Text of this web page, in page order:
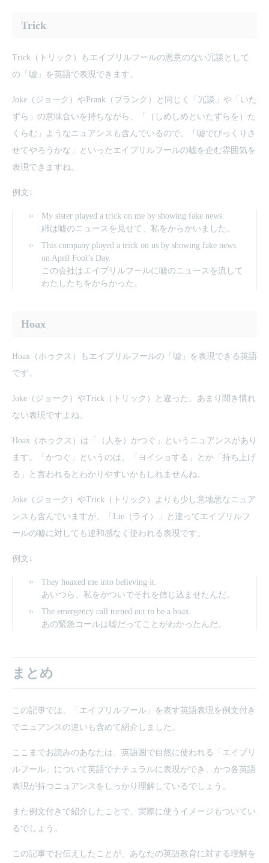
Trick
Trick（トリック）もエイプリルフールの悪意のない冗談として
の「嘘」を英語で表現できます。
Joke（ジョーク）やPrank（プランク）と同じく「冗談」や「いた
ずら」の意味合いを持ちながら、「（しめしめといたずらを）た
くらむ」ようなニュアンスも含んでいるので、「嘘でびっくりさ
せてやろうかな」といったエイプリルフールの嘘を企む雰囲気を
表現できますね。
例文↓
My sister played a trick on me by showing fake news.
姉は嘘のニュースを見せて、私をからかいました。
This company played a trick on us by showing fake news
on April Fool’s Day.
この会社はエイプリルフールに嘘のニュースを流して
わたしたちをからかった。
Hoax
Hoax（ホゥクス）もエイプリルフールの「嘘」を表現できる英語
です。
Joke（ジョーク）やTrick（トリック）と違った、あまり聞き慣れ
ない表現ですよね。
Hoax（ホゥクス）は「（人を）かつぐ」というニュアンスがあり
ます。「かつぐ」というのは、「ヨイショする」とか「持ち上げ
る」と言われるとわかりやすいかもしれませんね。
Joke（ジョーク）やTrick（トリック）よりも少し意地悪なニュア
ンスも含んでいますが、「Lie（ライ）」と違ってエイプリルフ
ールの嘘に対しても違和感なく使われる表現です。
例文↓
They hoaxed me into believing it.
あいつら、私をかついでそれを信じ込ませたんだ。
The emergency call turned out to be a hoax.
あの緊急コールは嘘だってことがわかったんだ。
まとめ
この記事では、「エイプリルフール」を表す英語表現を例文付き
でニュアンスの違いも含めて紹介しました。
ここまでお読みのあなたは、英語圏で自然に使われる「エイプリ
ルフール」について英語でナチュラルに表現ができ、かつ各英語
表現が持つニュアンスをしっかり理解しているでしょう。
また例文付きで紹介したことで、実際に使うイメージもついてい
るでしょう。
この記事でお伝えしたことが、あなたの英語教育に対する理解を